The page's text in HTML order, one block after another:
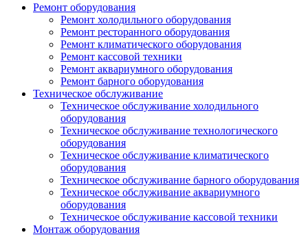
Ремонт оборудования
Ремонт холодильного оборудования
Ремонт ресторанного оборудования
Ремонт климатического оборудования
Ремонт кассовой техники
Ремонт аквариумного оборудования
Ремонт барного оборудования
Техническое обслуживание
Техническое обслуживание холодильного
оборудования
Техническое обслуживание технологического
оборудования
Техническое обслуживание климатического
оборудования
Техническое обслуживание барного оборудования
Техническое обслуживание аквариумного
оборудования
Техническое обслуживание кассовой техники
Монтаж оборудования